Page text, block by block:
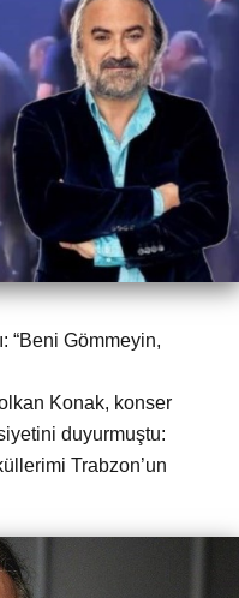
“Beni Gömmeyin,
Konak, konser
duyurmuştu:
Trabzon’un